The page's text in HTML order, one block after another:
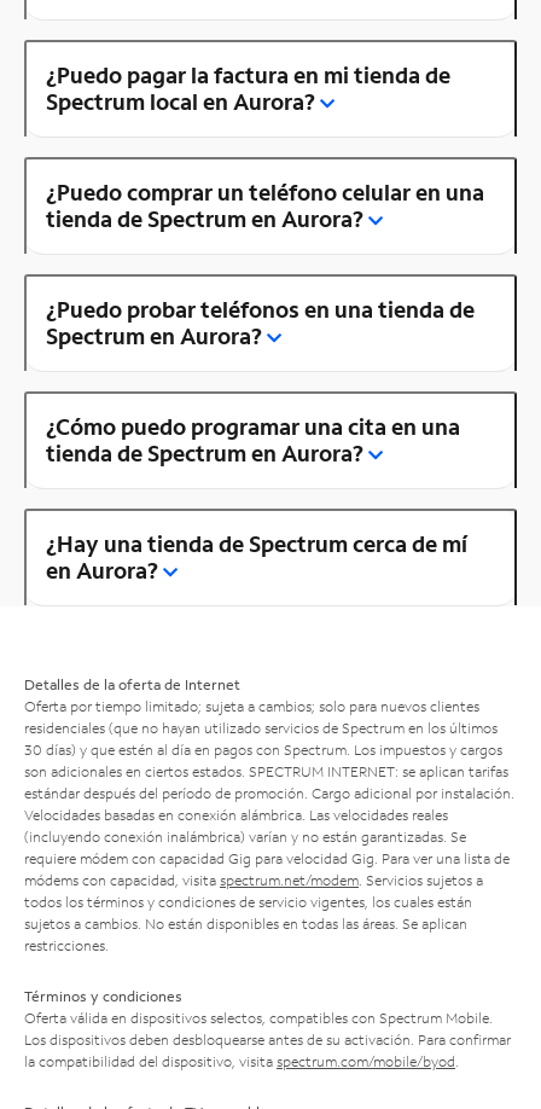
¿Puedo pagar la factura en mi tienda de
Spectrum local en Aurora?
¿Puedo comprar un teléfono celular en una
tienda de Spectrum en Aurora?
¿Puedo probar teléfonos en una tienda de
Spectrum en Aurora?
¿Cómo puedo programar una cita en una
tienda de Spectrum en Aurora?
¿Hay una tienda de Spectrum cerca de mí
en Aurora?
Detalles de la oferta de Internet
Oferta por tiempo limitado; sujeta a cambios; solo para nuevos clientes
residenciales (que no hayan utilizado servicios de Spectrum en los últimos
30 días) y que estén al día en pagos con Spectrum. Los impuestos y cargos
son adicionales en ciertos estados. SPECTRUM INTERNET: se aplican tarifas
estándar después del período de promoción. Cargo adicional por instalación.
Velocidades basadas en conexión alámbrica. Las velocidades reales
(incluyendo conexión inalámbrica) varían y no están garantizadas. Se
requiere módem con capacidad Gig para velocidad Gig. Para ver una lista de
módems con capacidad, visita spectrum.net/modem . Servicios sujetos a
todos los términos y condiciones de servicio vigentes, los cuales están
sujetos a cambios. No están disponibles en todas las áreas. Se aplican
restricciones.
Términos y condiciones
Oferta válida en dispositivos selectos, compatibles con Spectrum Mobile.
Los dispositivos deben desbloquearse antes de su activación. Para confirmar
la compatibilidad del dispositivo, visita spectrum.com/mobile/byod